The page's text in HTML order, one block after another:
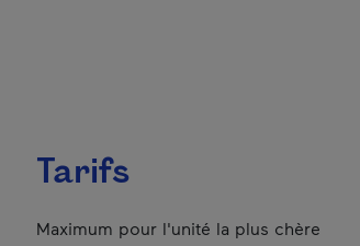
Tarifs
Maximum pour l'unité la plus chère